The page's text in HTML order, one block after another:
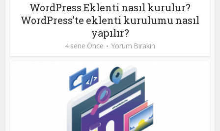
WordPress Eklenti nasıl kurulur?
WordPress’te eklenti kurulumu nasıl
yapılır?
4 sene Önce Yorum Bırakın